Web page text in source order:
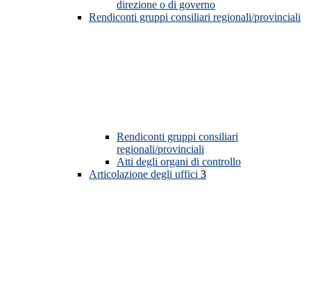
direzione o di governo
Rendiconti gruppi consiliari regionali/provinciali
Rendiconti gruppi consiliari
regionali/provinciali
Atti degli organi di controllo
Articolazione degli uffici 3